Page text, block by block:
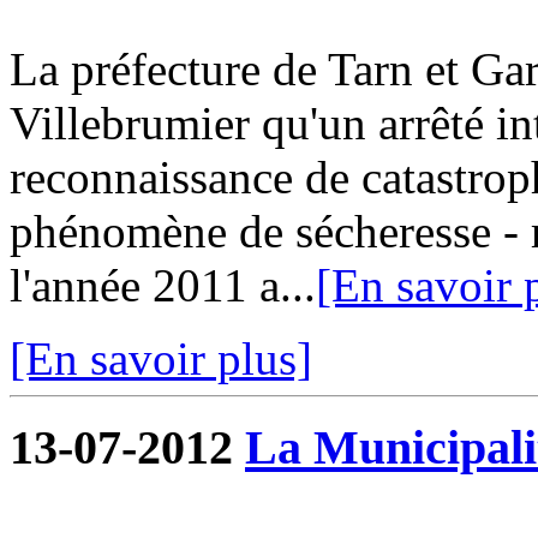
La préfecture de Tarn et
Villebrumier qu'un arrêté
reconnaissance de
phénomène de sécheresse
l'année 2011 a...[En savoir
[En savoir plus]
13-07-2012 La